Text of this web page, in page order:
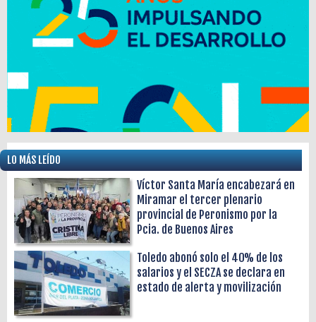
LO MÁS LEÍDO
Víctor Santa María encabezará en
Miramar el tercer plenario
provincial de Peronismo por la
Pcia. de Buenos Aires
Toledo abonó solo el 40% de los
salarios y el SECZA se declara en
estado de alerta y movilización